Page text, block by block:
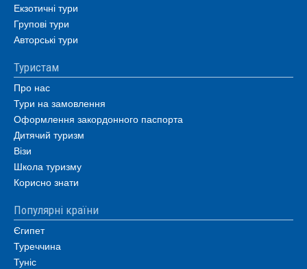
Екзотичні тури
Групові тури
Авторські тури
Туристам
Про нас
Тури на замовлення
Оформлення закордонного паспорта
Дитячий туризм
Візи
Школа туризму
Корисно знати
Популярні країни
Єгипет
Туреччина
Туніс